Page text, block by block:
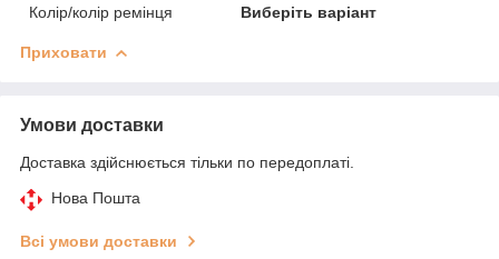
Колір/колір ремінця
Виберіть варіант
Приховати
Умови доставки
Доставка здійснюється тільки по передоплаті.
Нова Пошта
Всі умови доставки